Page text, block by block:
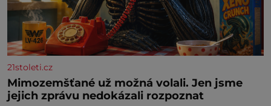
21stoleti.cz
Mimozemšťané už možná volali. Jen jsme
jejich zprávu nedokázali rozpoznat